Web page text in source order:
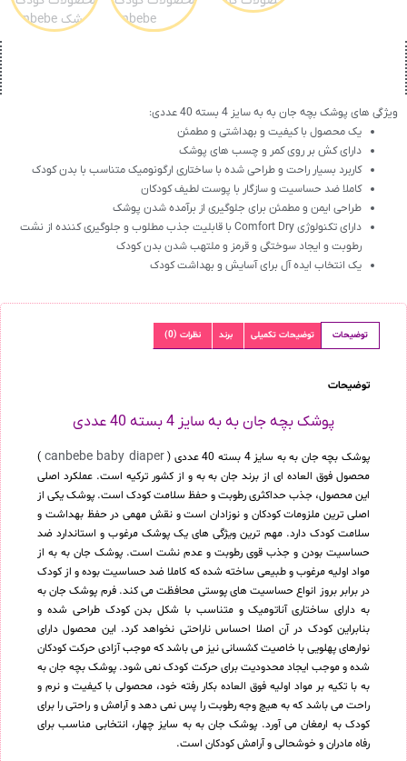
ویژگی های پوشک بچه جان به به سایز 4 بسته 40 عددی:
یک محصول با کیفیت و بهداشتی و مطمئن
دارای کش بر روی کمر و چسب های پوشک
کاربرد بسیار راحت و طراحی شده با ساختاری ارگونومیک متناسب با بدن کودک
کاملا ضد حساسیت و سازگار با پوست لطیف کودکان
طراحی ایمن و مطمئن برای جلوگیری از برآمده شدن پوشک
دارای تکنولوژی Comfort Dry با قابلیت جذب مطلوب و جلوگیری کننده از نشت
رطوبت و ایجاد سوختگی و قرمز و ملتهب شدن بدن کودک
یک انتخاب ایده آل برای آسایش و بهداشت کودک
توضیحات توضیحات تکمیلی برند نظرات (0)
توضیحات
پوشک بچه جان به به سایز 4 بسته 40 عددی
پوشک بچه جان به به سایز 4 بسته 40 عددی ( canbebe baby diaper
)
محصول فوق العاده ای از برند جان به به و از کشور ترکیه است. عملکرد اصلی
این محصول، جذب حداکثری رطوبت و حفظ سلامت کودک است. پوشک یکی از
اصلی ترین ملزومات کودکان و نوزادان است و نقش مهمی در حفظ بهداشت و
سلامت کودک دارد. مهم ترین ویژگی های یک پوشک مرغوب و استاندارد ضد
حساسیت بودن و جذب قوی رطوبت و عدم نشت است. پوشک جان به به از
مواد اولیه مرغوب و طبیعی ساخته شده که کاملا ضد حساسیت بوده و از کودک
در برابر بروز انواع حساسیت های پوستی محافظت می کند. فرم پوشک جان به
به دارای ساختاری آناتومیک و متناسب با شکل بدن کودک طراحی شده و
بنابراین کودک در آن اصلا احساس ناراحتی نخواهد کرد. این محصول دارای
نوارهای پهلویی با خاصیت کشسانی نیز می باشد که موجب آزادی حرکت کودکان
شده و موجب ایجاد محدودیت برای حرکت کودک نمی شود. پوشک بچه جان به
به با تکیه بر مواد اولیه فوق العاده بکار رفته خود، محصولی با کیفیت و نرم و
راحت می باشد که به هیچ وجه رطوبت را پس نمی دهد و آرامش و راحتی را برای
کودک به ارمغان می آورد. پوشک جان به به سایز چهار، انتخابی مناسب برای
رفاه مادران و خوشحالی و آرامش کودکان است.